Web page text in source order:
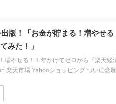
版！「お金が貯まる！増やせ
みた！」
増やせる！１年かけてゼロから『楽天
楽天市場 Yahooショッピング ついに念